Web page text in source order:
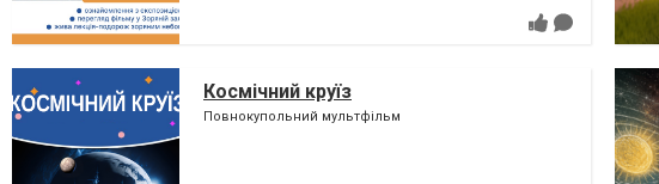
Космічний круїз
Повнокупольний мультфільм